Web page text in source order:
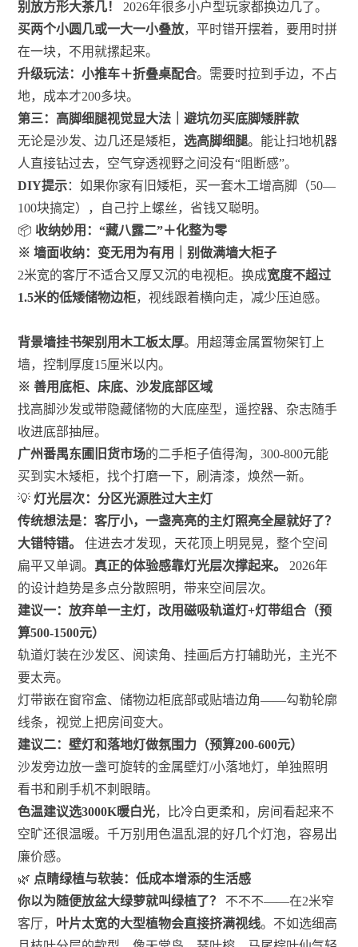
别放方形大茶几！
2026年很多小户型玩家都换边几了。
买两个小圆几或一大一小叠放，平时错开摆着，要用时拼
在一块，不用就摞起来。
升级玩法：小推车＋折叠桌配合。需要时拉到手边，不占
地，成本才200多块。
第三：高脚细腿视觉显大法｜避坑勿买底脚矮胖款
无论是沙发、边几还是矮柜， 选高脚细腿。能让扫地机器
人直接钻过去，空气穿透视野之间没有“阻断感”。
DIY提示：如果你家有旧矮柜，买一套木工增高脚（50—
100块搞定），自己拧上螺丝，省钱又聪明。
📦 收纳妙用：“藏八露二”＋化整为零
※ 墙面收纳：变无用为有用｜别做满墙大柜子
2米宽的客厅不适合又厚又沉的电视柜。换成宽度不超过
1.5米的低矮储物边柜，视线跟着横向走，减少压迫感。
背景墙挂书架别用木工板太厚。用超薄金属置物架钉上
墙，控制厚度15厘米以内。
※ 善用底柜、床底、沙发底部区域
找高脚沙发或带隐藏储物的大底座型，遥控器、杂志随手
收进底部抽屉。
广州番禺东圃旧货市场的二手柜子值得淘，300-800元能
买到实木矮柜，找个打磨一下，刷清漆，焕然一新。
💡 灯光层次：分区光源胜过大主灯
传统想法是：客厅小，一盏亮亮的主灯照亮全屋就好了？
大错特错。
住进去才发现，天花顶上明晃晃，整个空间
扁平又单调。 真正的体验感靠灯光层次撑起来。
2026年
的设计趋势是多点分散照明，带来空间层次。
建议一：放弃单一主灯，改用磁吸轨道灯+灯带组合（预
算500-1500元）
轨道灯装在沙发区、阅读角、挂画后方打辅助光，主光不
要太亮。
灯带嵌在窗帘盒、储物边柜底部或贴墙边角——勾勒轮廓
线条，视觉上把房间变大。
建议二：壁灯和落地灯做氛围力（预算200-600元）
沙发旁边放一盏可旋转的金属壁灯/小落地灯，单独照明
看书和刷手机不刺眼睛。
色温建议选3000K暖白光，比冷白更柔和，房间看起来不
空旷还很温暖。千万别用色温乱混的好几个灯泡，容易出
廉价感。
🌿 点睛绿植与软装：低成本增添的生活感
你以为随便放盆大绿萝就叫绿植了？
不不不——在2米窄
客厅， 叶片太宽的大型植物会直接挤满视线。不如选细高